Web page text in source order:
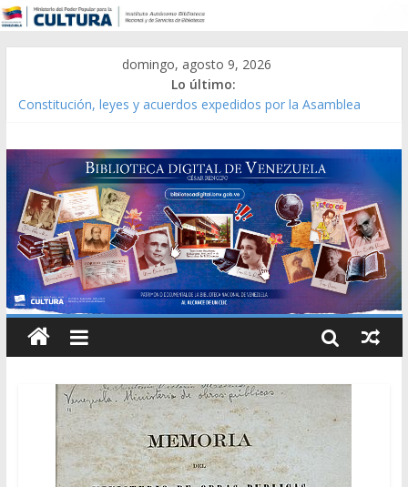
domingo, agosto 9, 2026
Lo último:
Constitución, leyes y acuerdos expedidos por la Asamblea
Modesta Bor Sánchez [material gráfico]
Gaceta Oficial de la República de Venezuela año CXXXIII Mes V,
Caracas 09 de marzo de 2006 N° 38.394
Catálogo temático de obras de Modesta Bor